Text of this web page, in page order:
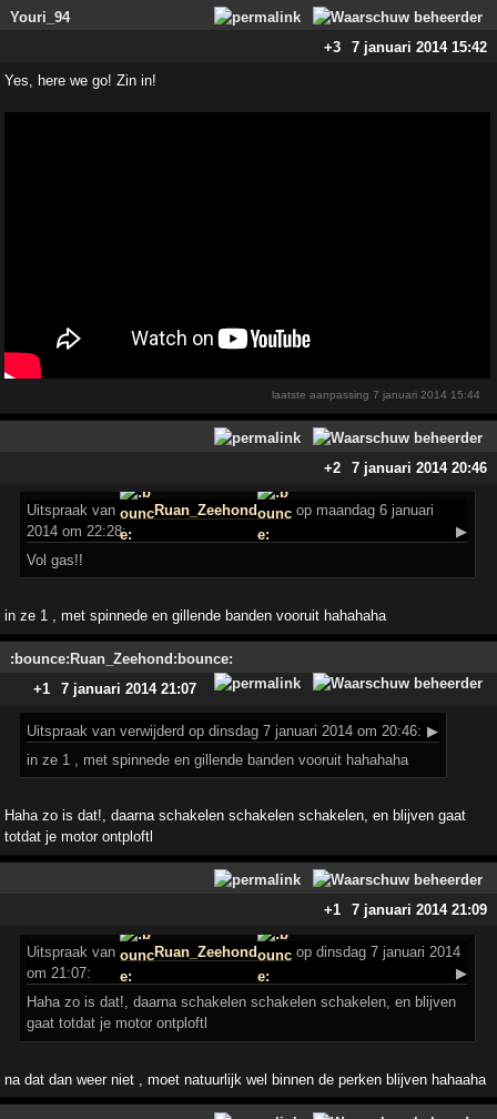
Youri_94
+3
7 januari 2014 15:42
Yes, here we go! Zin in!
laatste aanpassing7 januari 2014 15:44
+2 7 januari 2014 20:46
Uitspraak van Ruan_Zeehond
op maandag 6 januari
2014 om 22:28:
▶
Vol gas!!
in ze 1 , met spinnede en gillende banden vooruit hahahaha
:bounce:Ruan_Zeehond:bounce:
+1
7 januari 2014 21:07
Uitspraak van verwijderd op dinsdag 7 januari 2014 om 20:46: ▶
in ze 1 , met spinnede en gillende banden vooruit hahahaha
Haha zo is dat!, daarna schakelen schakelen schakelen, en blijven gaat
totdat je motor ontploftl
+1 7 januari 2014 21:09
Uitspraak van Ruan_Zeehond
op dinsdag 7 januari 2014
om 21:07:
▶
Haha zo is dat!, daarna schakelen schakelen schakelen, en blijven
gaat totdat je motor ontploftl
na dat dan weer niet , moet natuurlijk wel binnen de perken blijven hahaaha